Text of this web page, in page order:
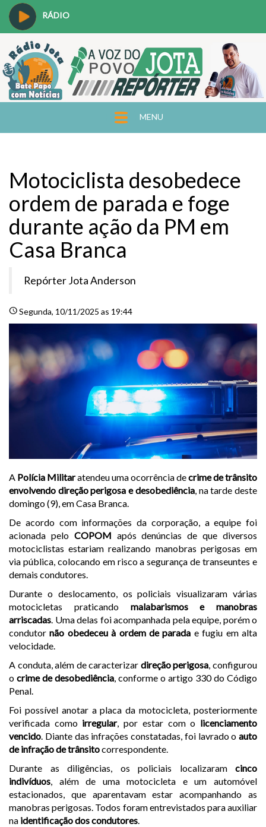
RÁDIO
MENU
Motociclista desobedece
ordem de parada e foge
durante ação da PM em
Casa Branca
Repórter Jota Anderson
scheduleSegunda, 10/11/2025 as 19:44
A Polícia Militaratendeu uma ocorrência decrime de trânsito
envolvendo direção perigosa e desobediência, na tarde deste
domingo (9), em Casa Branca.
De acordo com informações da corporação, a equipe foi
acionada pelo COPOM após denúncias de que diversos
motociclistas estariam realizando manobras perigosas em
via pública, colocando em risco a segurança de transeuntes e
demais condutores.
Durante o deslocamento, os policiais visualizaram várias
motocicletas praticando malabarismos e manobras
arriscadas. Uma delas foi acompanhada pela equipe, porém o
condutornão obedeceu à ordem de parada e fugiu em alta
velocidade.
A conduta, além de caracterizar direção perigosa, configurou
o crime de desobediência, conforme o artigo 330 do Código
Penal.
Foi possível anotar a placa da motocicleta, posteriormente
verificada como irregular, por estar com o licenciamento
vencido. Diante das infrações constatadas, foi lavrado o auto
de infração de trânsitocorrespondente.
Durante as diligências, os policiais localizaram cinco
indivíduos, além de uma motocicleta e um automóvel
estacionados, que aparentavam estar acompanhando as
manobras perigosas. Todos foram entrevistados para auxiliar
na identificação dos condutores.